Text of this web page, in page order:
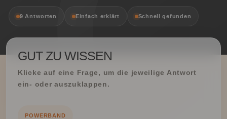
9 Antworten Einfach erklärt Schnell gefunden
GUT ZU WISSEN
Klicke auf eine Frage, um die jeweilige Antwort
ein- oder auszuklappen.
POWERBAND